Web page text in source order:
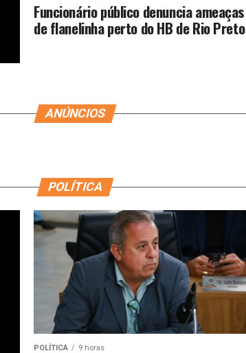
Funcionário público denuncia ameaças
de flanelinha perto do HB de Rio Preto
ANÚNCIOS
POLÍTICA
POLÍTICA 9 horas